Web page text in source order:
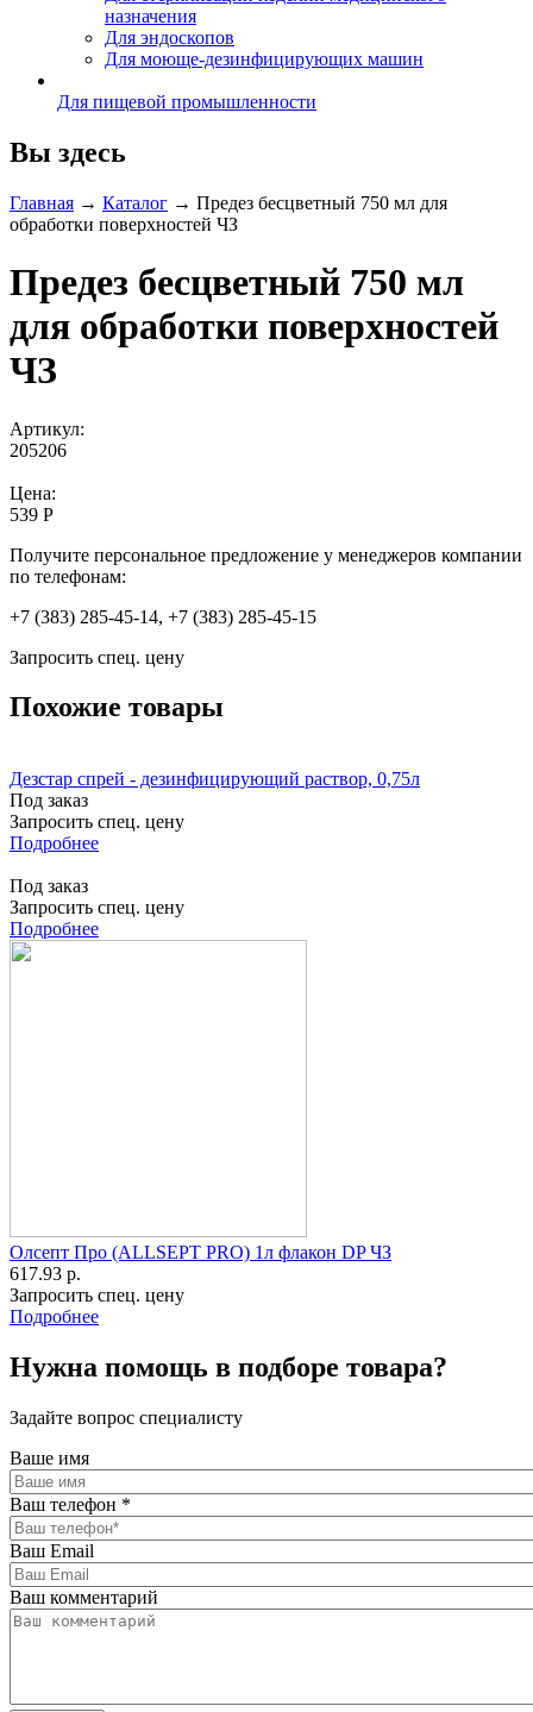
назначения
Для эндоскопов
Для моюще-дезинфицирующих машин
Для пищевой промышленности
Вы здесь
Главная → Каталог → Предез бесцветный 750 мл для
обработки поверхностей ЧЗ
Предез бесцветный 750 мл
для обработки поверхностей
ЧЗ
Артикул:
205206
Цена:
539 Р
Получите персональное предложение у менеджеров компании
по телефонам:
+7 (383) 285-45-14, +7 (383) 285-45-15
Запросить спец. цену
Похожие товары
Дезстар спрей - дезинфицирующий раствор, 0,75л
Под заказ
Запросить спец. цену
Подробнее
Под заказ
Запросить спец. цену
Подробнее
Олсепт Про (ALLSEPT PRO) 1л флакон DP ЧЗ
617.93 р.
Запросить спец. цену
Подробнее
Нужна помощь в подборе товара?
Задайте вопрос специалисту
Ваше имя
Ваш телефон *
Ваш Email
Ваш комментарий